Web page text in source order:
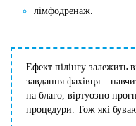
лімфодренаж.
Ефект пілінгу залежить
завдання фахівця –
на благо, віртуозно
процедури. Тож які